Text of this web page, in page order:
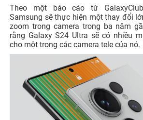
Theo một báo cáo từ
Samsung sẽ thực hiện một thay đổi
zoom trong camera trong ba năm
rằng Galaxy S24 Ultra sẽ có nhiều
cho một trong các camera tele của nó.